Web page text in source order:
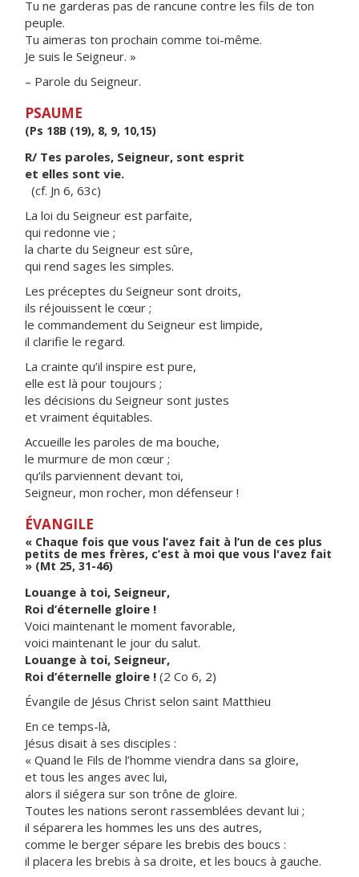
Tu ne garderas pas de rancune contre les fils de ton
peuple.
Tu aimeras ton prochain comme toi-même.
Je suis le Seigneur. »
– Parole du Seigneur.
PSAUME
(Ps 18B (19), 8, 9, 10,15)
R/ Tes paroles, Seigneur, sont esprit
et elles sont vie.
(cf. Jn 6, 63c)
La loi du Seigneur est parfaite,
qui redonne vie ;
la charte du Seigneur est sûre,
qui rend sages les simples.
Les préceptes du Seigneur sont droits,
ils réjouissent le cœur ;
le commandement du Seigneur est limpide,
il clarifie le regard.
La crainte qu’il inspire est pure,
elle est là pour toujours ;
les décisions du Seigneur sont justes
et vraiment équitables.
Accueille les paroles de ma bouche,
le murmure de mon cœur ;
qu’ils parviennent devant toi,
Seigneur, mon rocher, mon défenseur !
ÉVANGILE
« Chaque fois que vous l’avez fait à l’un de ces plus
petits de mes frères, c’est à moi que vous l'avez fait
» (Mt 25, 31-46)
Louange à toi, Seigneur,
Roi d’éternelle gloire !
Voici maintenant le moment favorable,
voici maintenant le jour du salut.
Louange à toi, Seigneur,
Roi d’éternelle gloire ! (2 Co 6, 2)
Évangile de Jésus Christ selon saint Matthieu
En ce temps-là,
Jésus disait à ses disciples :
« Quand le Fils de l’homme viendra dans sa gloire,
et tous les anges avec lui,
alors il siégera sur son trône de gloire.
Toutes les nations seront rassemblées devant lui ;
il séparera les hommes les uns des autres,
comme le berger sépare les brebis des boucs :
il placera les brebis à sa droite, et les boucs à gauche.